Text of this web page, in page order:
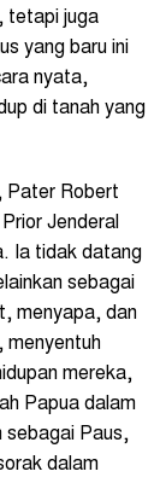
tetapi juga
yang baru ini
nyata,
di tanah yang
Pater Robert
Jenderal
Ia tidak datang
sebagai
menyapa, dan
menyentuh
mereka,
Papua dalam
sebagai Paus,
dalam